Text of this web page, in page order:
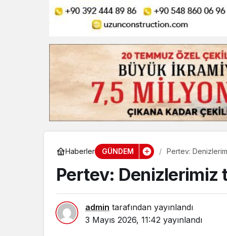
Haberler GÜNDEM Pertev:
Pertev: Denizlerimiz
admin tarafından yayınlandı
3 Mayıs 2026, 11:42 yayınlandı